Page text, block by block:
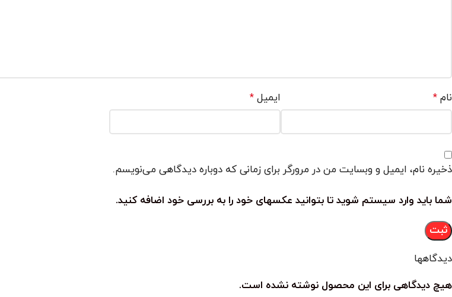
دیدگاهها
هیچ دیدگاهی برای این محصول نوشته نشده است.
نام * ایمیل *
ذخیره نام، ایمیل و وبسایت من در مرورگر برای زمانی که دوباره دیدگاهی می‌نویسم.
شما باید وارد سیستم شوید تا بتوانید عکسهای خود را به بررسی خود اضافه کنید.